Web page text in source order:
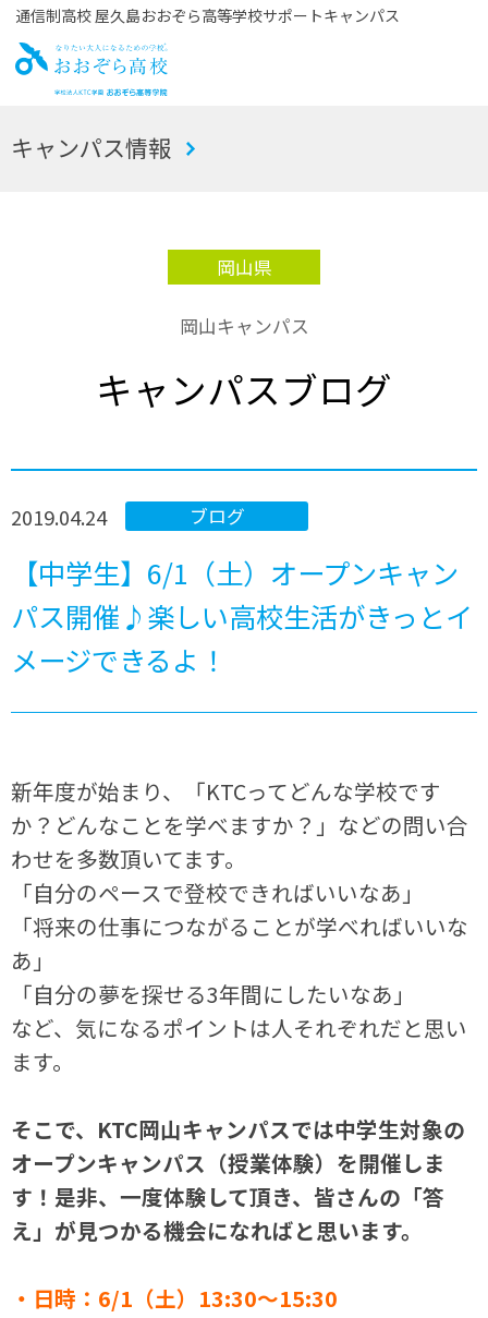
通信制高校 屋久島おおぞら高等学校サポートキャンパス
お
キャンパス情報
岡山県
岡山キャンパス
キャンパスブログ
ブログ
2019.04.24
【中学生】6/1（土）オープンキャン
パス開催♪楽しい高校生活がきっとイ
メージできるよ！
新年度が始まり、「KTCってどんな学校です
か？どんなことを学べますか？」などの問い合
わせを多数頂いてます。
「自分のペースで登校できればいいなあ」
「将来の仕事につながることが学べればいいな
あ」
「自分の夢を探せる3年間にしたいなあ」
など、気になるポイントは人それぞれだと思い
ます。
そこで、KTC岡山キャンパスでは中学生対象の
オープンキャンパス（授業体験）を開催しま
す！是非、一度体験して頂き、皆さんの「答
え」が見つかる機会になればと思います。
・日時：6/1（土）13:30～15:30